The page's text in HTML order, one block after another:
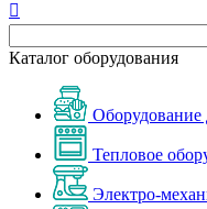

Каталог оборудования
Оборудование
Тепловое
Электро-